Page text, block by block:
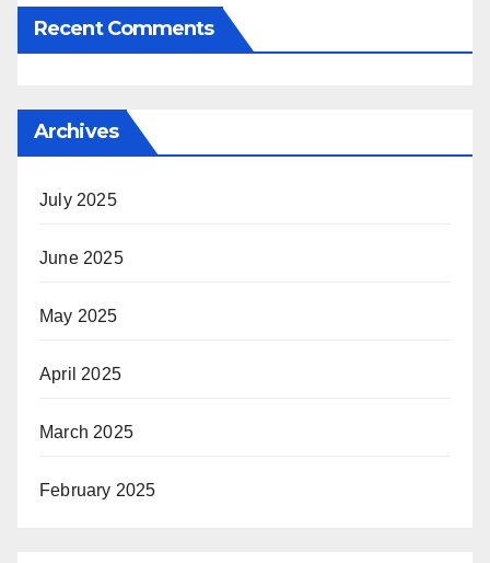
Recent Comments
Archives
July 2025
June 2025
May 2025
April 2025
March 2025
February 2025